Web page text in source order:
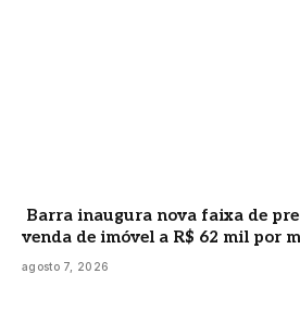
Barra inaugura nova faixa de
venda de imóvel a R$ 62 mil por
agosto 7, 2026